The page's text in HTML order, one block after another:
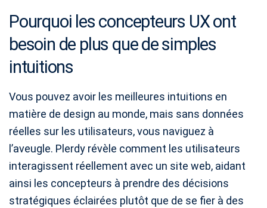
Pourquoi les concepteurs UX ont
besoin de plus que de simples
intuitions
Vous pouvez avoir les meilleures intuitions en
matière de design au monde, mais sans données
réelles sur les utilisateurs, vous naviguez à
l’aveugle. Plerdy révèle comment les utilisateurs
interagissent réellement avec un site web, aidant
ainsi les concepteurs à prendre des décisions
stratégiques éclairées plutôt que de se fier à des